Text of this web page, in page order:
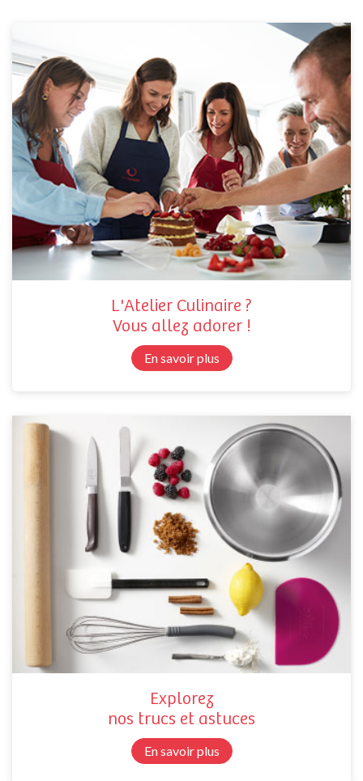
L'Atelier Culinaire ?
Vous allez adorer !
En savoir plus
Explorez
nos trucs et astuces
En savoir plus